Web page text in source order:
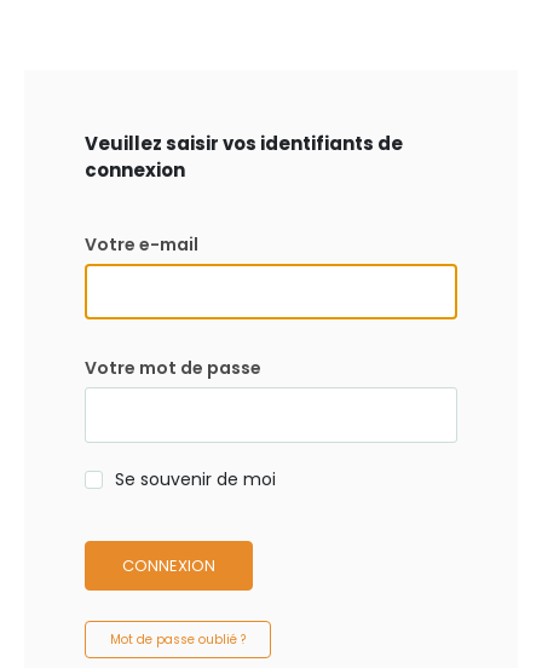
Veuillez saisir vos identifiants de
connexion
Votre e-mail
Votre mot de passe
Se souvenir de moi
CONNEXION
Mot de passe oublié ?